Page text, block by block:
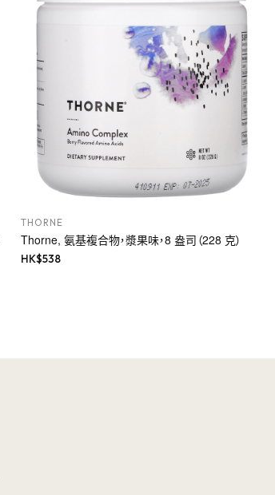
THORNE
Thorne, 氨基複合物，漿果味，8 盎司（228 克）
HK$538